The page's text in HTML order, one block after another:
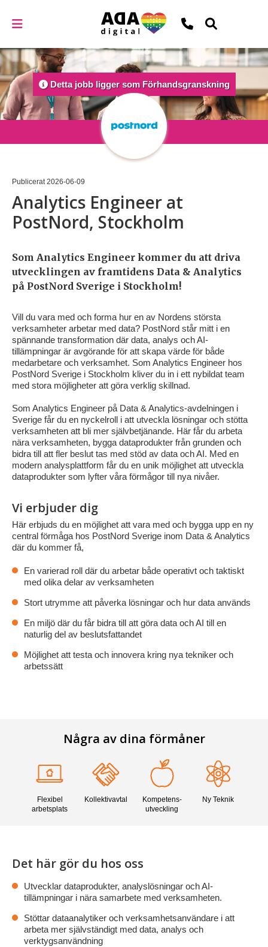
Detta jobb ligger som Förhandsgranskning
Detta jobb ligger som Förhandsgranskning
Publicerat2026-06-09
Analytics Engineer at
PostNord, Stockholm
Som Analytics Engineer kommer du att driva
utvecklingen av framtidens Data & Analytics
på PostNord Sverige i Stockholm!
Vill du vara med och forma hur en av Nordens största
verksamheter arbetar med data? PostNord står mitt i en
spännande transformation där data, analys och AI-
tillämpningar är avgörande för att skapa värde för både
medarbetare och verksamhet. Som Analytics Engineer hos
PostNord Sverige i Stockholm kliver du in i ett nybildat team
med stora möjligheter att göra verklig skillnad.
Som Analytics Engineer på Data & Analytics-avdelningen i
Sverige får du en nyckelroll i att utveckla lösningar och stötta
verksamheten att bli mer självbetjänande. Här får du arbeta
nära verksamheten, bygga dataprodukter från grunden och
bidra till att fler beslut tas med stöd av data och AI. Med en
modern analysplattform får du en unik möjlighet att utveckla
dataprodukter som lyfter våra förmågor till nya nivåer.
Vi erbjuder dig
Här erbjuds du en möjlighet att vara med och bygga upp en ny
central förmåga hos PostNord Sverige inom Data & Analytics
där du kommer få,
En varierad roll där du arbetar både operativt och taktiskt
med olika delar av verksamheten
Stort utrymme att påverka lösningar och hur data används
En miljö där du får bidra till att göra data och AI till en
naturlig del av beslutsfattandet
Möjlighet att testa och innovera kring nya tekniker och
arbetssätt
Några av dina förmåner
Flexibel
arbetsplats
Kollektiv­avtal
Kompetens­
utveckling
Ny Teknik
Det här gör du hos oss
Utvecklar dataprodukter, analyslösningar och AI-
tillämpningar i nära samarbete med verksamheten.
Stöttar dataanalytiker och verksamhetsanvändare i att
arbeta mer självständigt med data, analys och
verktygsanvändning